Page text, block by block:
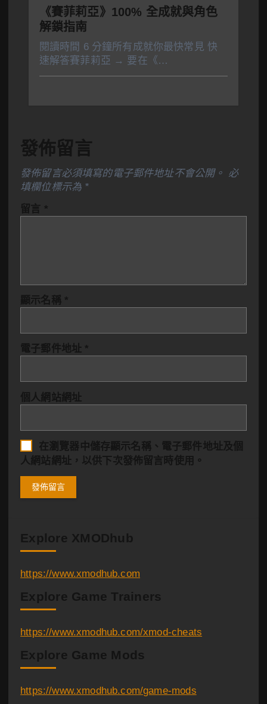
《賽菲莉亞》100% 全成就與角色
解鎖指南
閱讀時間 6 分鐘所有成就你最快常見 快
速解答賽菲莉亞 → 要在《…
發佈留言
發佈留言必須填寫的電子郵件地址不會公開。 必
填欄位標示為 *
留言 *
顯示名稱 *
電子郵件地址 *
個人網站網址
在瀏覽器 中儲存顯示名稱、電子郵件地址及個
人網站網址，以供下次發佈留言時使用。
Explore XMODhub
https://www.xmodhub.com
Explore Game Trainers
https://www.xmodhub.com/xmod-cheats
Explore Game Mods
https://www.xmodhub.com/game-mods